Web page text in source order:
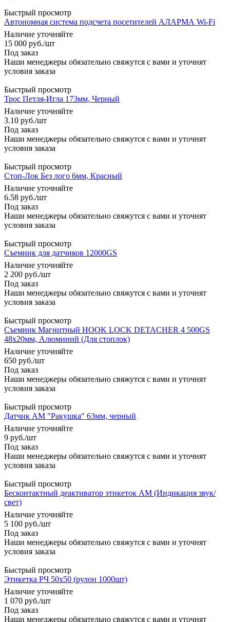
Быстрый просмотр
Автономная система подсчета посетителей АЛАРМА Wi-Fi
Наличие уточняйте
15 000 руб./шт
Под заказ
Наши менеджеры обязательно свяжутся с вами и уточнят
условия заказа
Быстрый просмотр
Трос Петля-Игла 173мм, Черный
Наличие уточняйте
3.10 руб./шт
Под заказ
Наши менеджеры обязательно свяжутся с вами и уточнят
условия заказа
Быстрый просмотр
Стоп-Лок Без лого 6мм, Красный
Наличие уточняйте
6.58 руб./шт
Под заказ
Наши менеджеры обязательно свяжутся с вами и уточнят
условия заказа
Быстрый просмотр
Съемник для датчиков 12000GS
Наличие уточняйте
2 200 руб./шт
Под заказ
Наши менеджеры обязательно свяжутся с вами и уточнят
условия заказа
Быстрый просмотр
Съемник Магнитный HOOK LOCK DETACHER 4 500GS
48х20мм, Алюминий (Для стоплок)
Наличие уточняйте
650 руб./шт
Под заказ
Наши менеджеры обязательно свяжутся с вами и уточнят
условия заказа
Быстрый просмотр
Датчик АМ "Ракушка" 63мм, черный
Наличие уточняйте
9 руб./шт
Под заказ
Наши менеджеры обязательно свяжутся с вами и уточнят
условия заказа
Быстрый просмотр
Бесконтактный деактиватор этикеток АМ (Индикация звук/
свет)
Наличие уточняйте
5 100 руб./шт
Под заказ
Наши менеджеры обязательно свяжутся с вами и уточнят
условия заказа
Быстрый просмотр
Этикетка РЧ 50x50 (рулон 1000шт)
Наличие уточняйте
1 070 руб./шт
Под заказ
Наши менеджеры обязательно свяжутся с вами и уточнят